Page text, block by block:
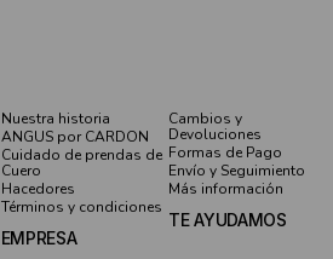
Nuestra historia
ANGUS por CARDON
Cuidado de prendas de
Cuero
Hacedores
Términos y condiciones
EMPRESA
Cambios y
Devoluciones
Formas de Pago
Envío y Seguimiento
Más información
TE AYUDAMOS